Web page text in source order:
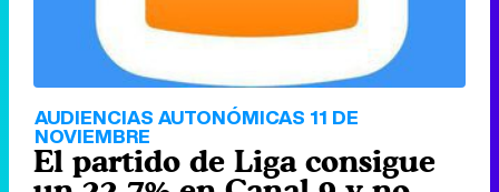
AUDIENCIAS AUTONÓMICAS 11 DE
NOVIEMBRE
El partido de Liga consigue